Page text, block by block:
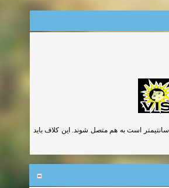
در صورت تجاوز دهانه تیرچه ها از 4 متر باید تیرچه ها بوسیله یک کلاف عرضی (تای بیم) که عرض مقطع آن حداقل 10 سانتیمتر است به هم متصل شوند. این کلاف باید